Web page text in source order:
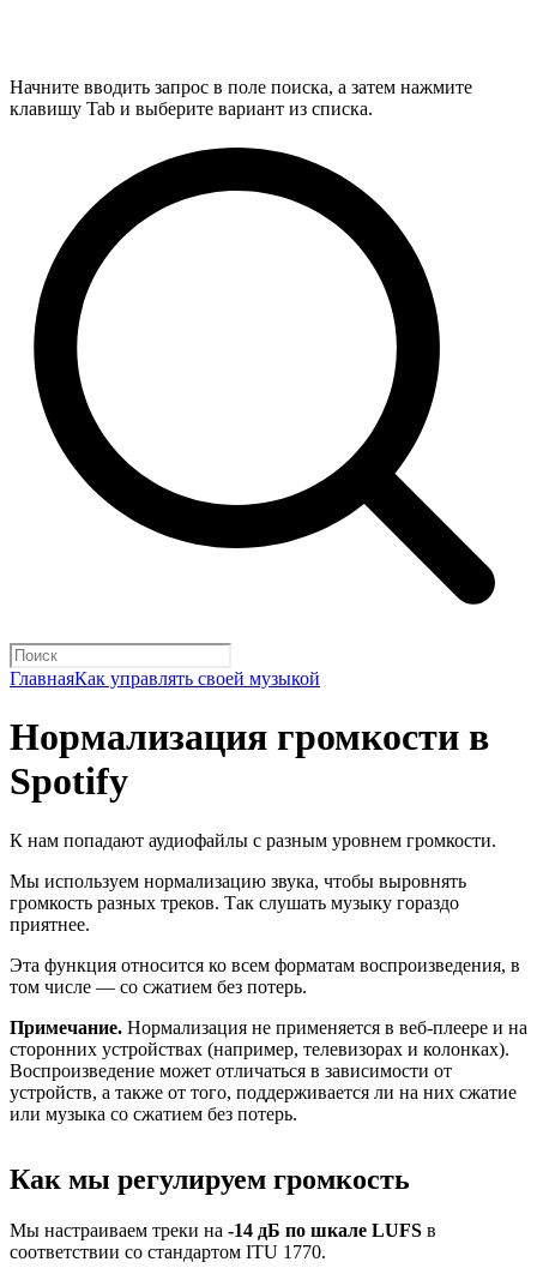
Начните вводить запрос в поле поиска, а затем нажмите
клавишу Tab и выберите вариант из списка.
ГлавнаяКак управлять своей музыкой
Нормализация громкости в
Spotify
К нам попадают аудиофайлы с разным уровнем громкости.
Мы используем нормализацию звука, чтобы выровнять
громкость разных треков. Так слушать музыку гораздо
приятнее.
Эта функция относится ко всем форматам воспроизведения, в
том числе — со сжатием без потерь.
Примечание. Нормализация не применяется в веб-плеере и на
сторонних устройствах (например, телевизорах и колонках).
Воспроизведение может отличаться в зависимости от
устройств, а также от того, поддерживается ли на них сжатие
или музыка со сжатием без потерь.
Как мы регулируем громкость
Мы настраиваем треки на -14 дБ по шкале LUFS в
соответствии со стандартом ITU 1770.